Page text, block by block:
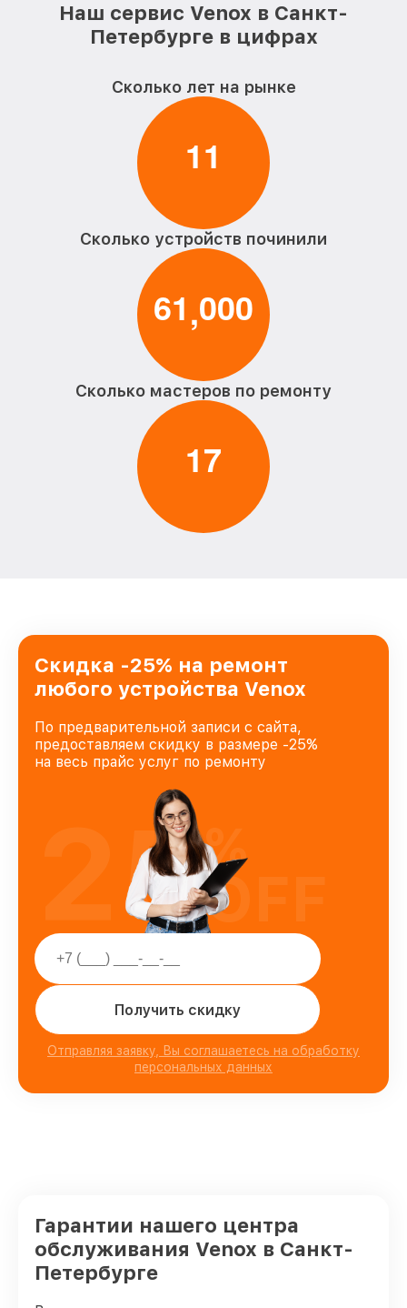
Наш сервис Venox в Санкт-
Петербурге в цифрах
Сколько лет на рынке
11
Сколько устройств починили
61,000
Сколько мастеров по ремонту
17
Скидка -25% на ремонт
любого устройства Venox
По предварительной записи с сайта,
предоставляем скидку в размере -25%
на весь прайс услуг по ремонту
Получить скидку
Отправляя заявку, Вы соглашаетесь на обработку
персональных данных
25%
OFF
Гарантии нашего центра
обслуживания Venox в Санкт-
Петербурге